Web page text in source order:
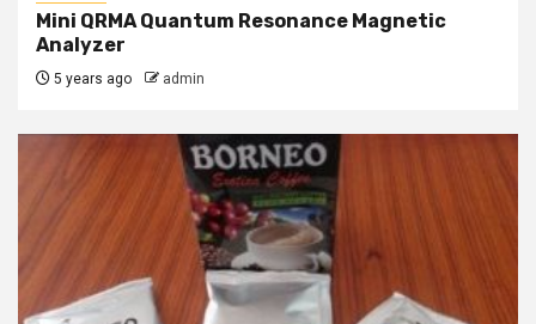
Mini QRMA Quantum Resonance Magnetic
Analyzer
5 years ago admin